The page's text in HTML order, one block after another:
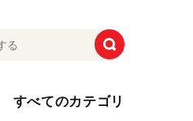
すべてのカテゴリ